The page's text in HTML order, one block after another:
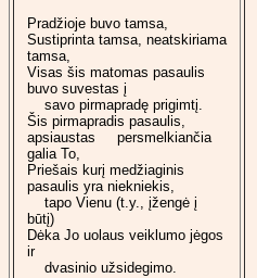
Pradžioje buvo tamsa,
Sustiprinta tamsa, neatskiriama
tamsa,
Visas šis matomas pasaulis
buvo suvestas į
savo pirmapradę prigimtį.
Šis pirmapradis pasaulis,
apsiaustas persmelkiančia
galia To,
Priešais kurį medžiaginis
pasaulis yra niekniekis,
tapo Vienu (t.y., įžengė į
būtį)
Dėka Jo uolaus veiklumo jėgos
ir
dvasinio užsidegimo.